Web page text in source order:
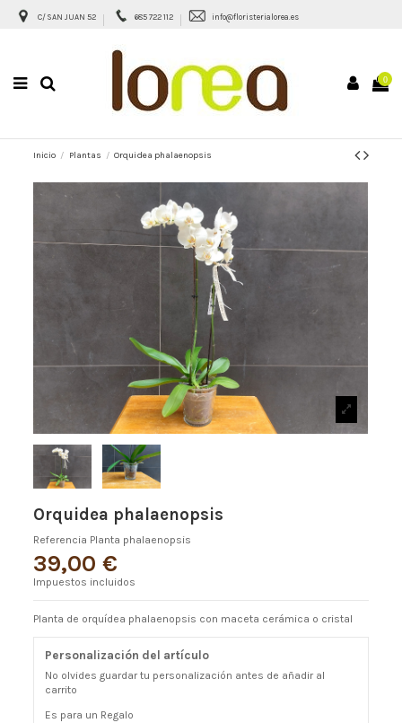
C/ SAN JUAN 52 685 722 112 info@floristerialorea.es
0
Inicio Plantas Orquidea phalaenopsis
Orquidea phalaenopsis
Referencia Planta phalaenopsis
39,00 €
Impuestos incluidos
Planta de orquídea phalaenopsis con maceta cerámica o cristal
Personalización del artículo
No olvides guardar tu personalización antes de añadir al
carrito
Es para un Regalo